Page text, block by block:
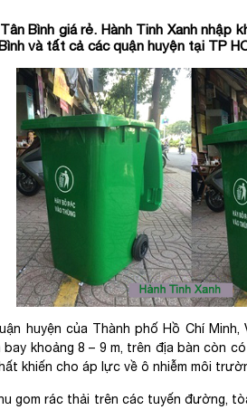
Bình giá rẻ. Hành Tinh Xanh nhập
và tất cả các quận huyện tại TP
huyện của Thành phố Hồ Chí
bay khoảng 8 – 9 m, trên địa bàn còn
khiến cho áp lực về ô nhiễm môi
gom rác thải trên các tuyến đường,